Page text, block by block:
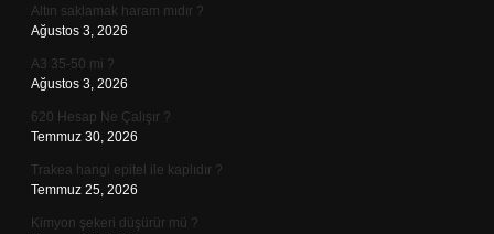
Altın saklamak haram mıdır ?
Ağustos 3, 2026
A3 35-50 mi ?
Ağustos 3, 2026
620 Hesap Ne Çalışır ?
Temmuz 30, 2026
Trakea hangi epitel ile kaplıdır ?
Temmuz 25, 2026
Kimyon şekeri düşürür mü ?